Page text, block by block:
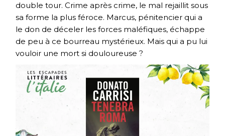
double tour. Crime après crime, le mal rejaillit sous
sa forme la plus féroce. Marcus, pénitencier qui a
le don de déceler les forces maléfiques, échappe
de peu à ce bourreau mystérieux. Mais qui a pu lui
vouloir une mort si douloureuse ?